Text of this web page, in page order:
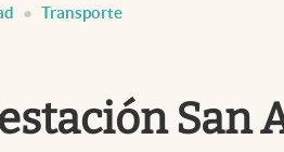
Transporte
San